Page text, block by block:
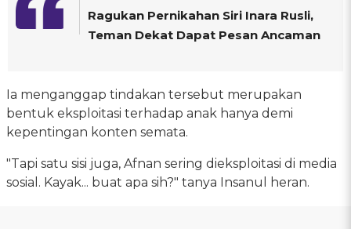
Ragukan Pernikahan Siri Inara Rusli,
Teman Dekat Dapat Pesan Ancaman
Ia menganggap tindakan tersebut merupakan
bentuk eksploitasi terhadap anak hanya demi
kepentingan konten semata.
"Tapi satu sisi juga, Afnan sering dieksploitasi di media
sosial. Kayak... buat apa sih?" tanya Insanul heran.